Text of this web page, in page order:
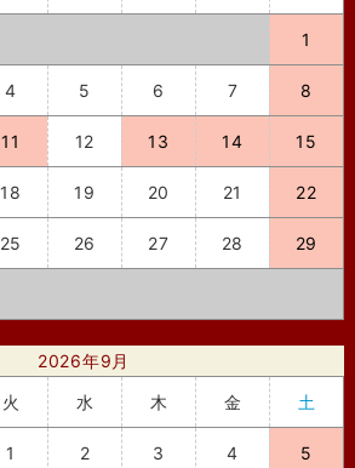
1
4 5 6 7 8
11 12 13 14 15
18 19 20 21 22
25 26 27 28 29
2026年9月
火 水 木 金 土
1 2 3 4 5